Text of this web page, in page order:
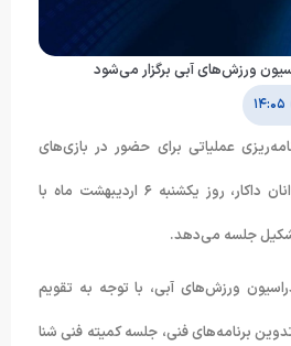
ورزش‌های آبی برگزار می‌شود
۱۴:۰۵
عملیاتی برای حضور در بازی‌های
آسیایی ناگویا و المپیک جوانان داکار، روز یکشنبه ۶ اردیبهشت ماه با
جلسه می‌دهد.
ورزش‌های آبی، با توجه به تقویم
برنامه‌های فنی، جلسه کمیته فنی شنا